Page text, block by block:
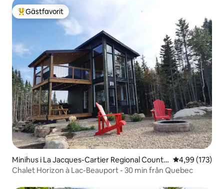
Populär gästfavorit
Gästfavorit
Minihus i La Jacques-Cartier Regional County
Municipality
4,99 av 5 i
4,99 (173)
Chalet Horizon à Lac-Beauport - 30 min från Quebec